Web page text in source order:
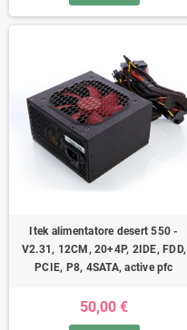
Itek alimentatore desert 550 -
V2.31, 12CM, 20+4P, 2IDE, FDD,
PCIE, P8, 4SATA, active pfc
50,00 €